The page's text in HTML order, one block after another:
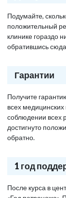
Подумайте,
положительный
клинике гораздо
обратившись
Гарантии
Получите
всех
соблюдении всех
достигнуто
обратно.
1 год
После курса в